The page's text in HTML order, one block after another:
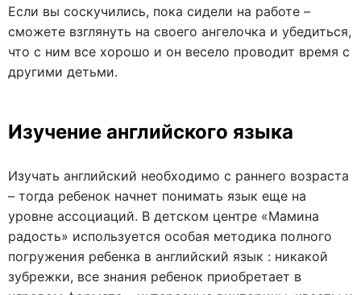
Если вы соскучились, пока сидели на работе –
сможете взглянуть на своего ангелочка и убедиться,
что с ним все хорошо и он весело проводит время с
другими детьми.
Изучение английского языка
Изучать английский необходимо с раннего возраста
– тогда ребенок начнет понимать язык еще на
уровне ассоциаций. В детском центре «Мамина
радость» используется особая методика полного
погружения ребенка в английский язык : никакой
зубрежки, все знания ребенок приобретает в